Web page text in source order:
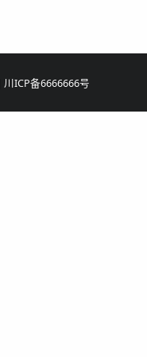
川ICP备6666666号